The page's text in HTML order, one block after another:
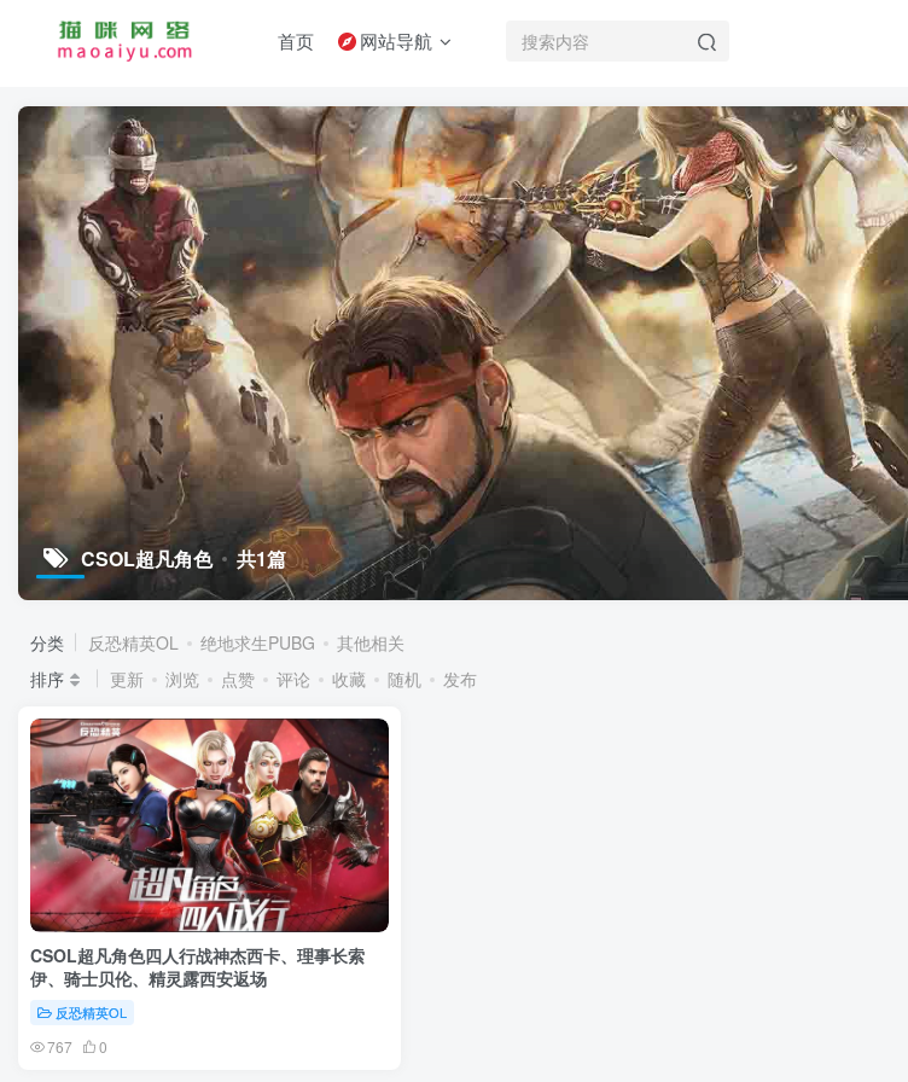
首页 网站导航
CSOL超凡角色 共1篇
分类 反恐精英OL 绝地求生PUBG
其他相关
排序
更新 浏览 点赞 评论 收藏 随机 发布
CSOL超凡角色四人行战神杰西卡、理事长索
伊、骑士贝伦、精灵露西安返场
反恐精英OL
767 0